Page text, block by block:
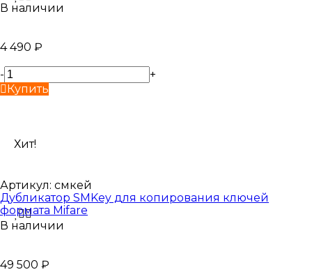
В наличии
4 490 ₽
-
+
Купить
Хит!
Артикул: смкей
Дубликатор SMKey для копирования ключей
формата Mifare
В наличии
49 500 ₽